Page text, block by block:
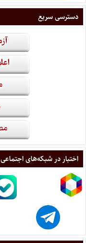
دسترسی سریع
اختبار در شبکه‌های اجتماعی